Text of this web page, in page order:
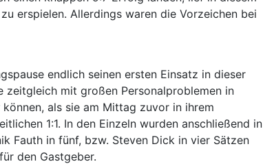
erspielen. Allerdings waren die Vorzeichen bei
endlich seinen ersten Einsatz in dieser
zeitgleich mit großen Personalproblemen in
als sie am Mittag zuvor in ihrem
1:1. In den Einzeln wurden anschließend in
Fauth in fünf, bzw. Steven Dick in vier Sätzen
den Gastgeber.